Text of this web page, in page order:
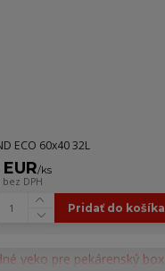
ECO 60x40 32L
/ks
bez DPH
Pridať do košíka